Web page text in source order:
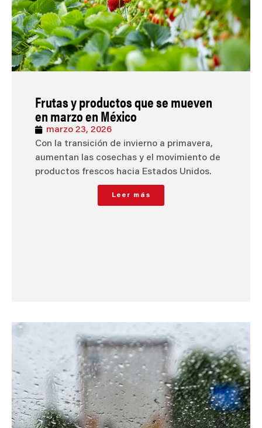
Frutas y productos que se mueven
en marzo en México
marzo 23, 2026
Con la transición de invierno a primavera,
aumentan las cosechas y el movimiento de
productos frescos hacia Estados Unidos.
Leer más